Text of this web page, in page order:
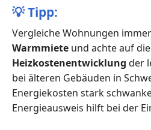
💡Tipp:
Vergleiche Wohnungen
Warmmiete und achte auf die
Heizkostenentwicklung der
bei älteren Gebäuden in
Energiekosten stark
Energieausweis hilft bei der